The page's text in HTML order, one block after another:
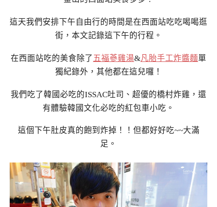
這天我們安排下午自由行的時間是在西面站吃吃喝喝逛
街，本文記錄這下午的行程。
在西面站吃的美食除了五福蔘雞湯&凡胎手工炸醬麵單
獨紀錄外，其他都在這兒囉！
我們吃了韓國必吃的ISSAC吐司、超優的橋村炸雞，還
有體驗韓國文化必吃的紅包車小吃。
這個下午肚皮真的飽到炸掉！！但都好好吃~~大滿
足。